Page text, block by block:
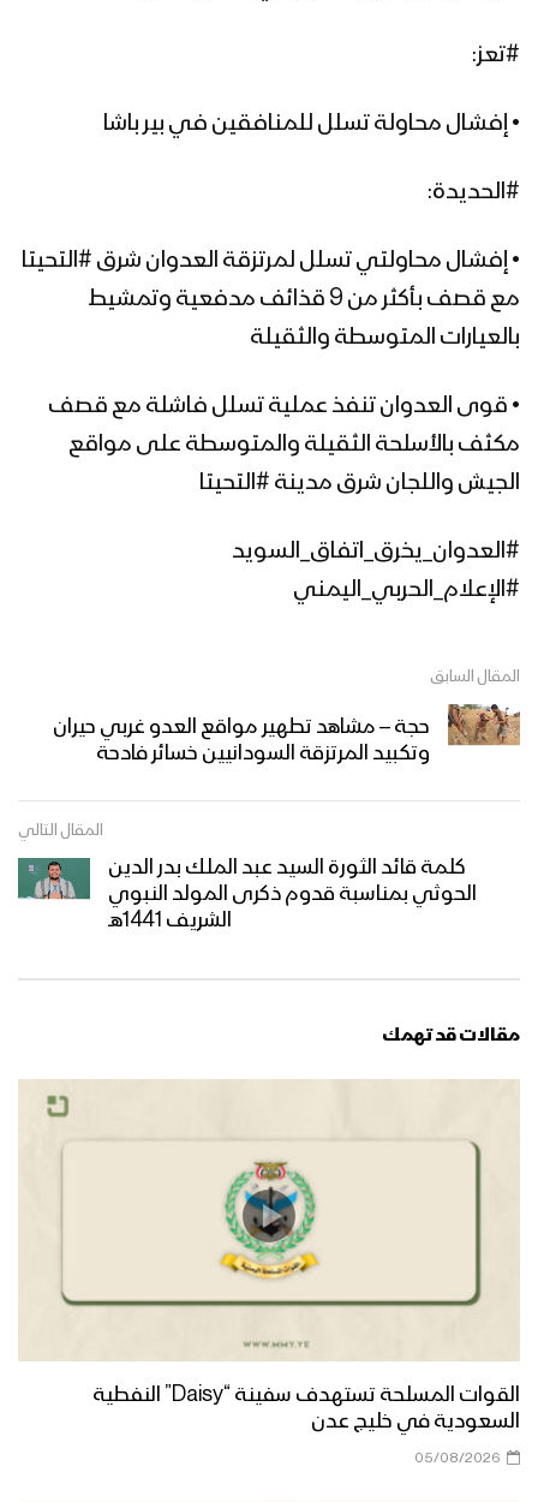
#تعز:
• إفشال محاولة تسلل للمنافقين في بير باشا
#الحديدة:
• إفشال محاولتي تسلل لمرتزقة العدوان شرق #التحيتا
مع قصف بأكثر من 9 قذائف مدفعية وتمشيط
بالعيارات المتوسطة والثقيلة
• قوى العدوان تنفذ عملية تسلل فاشلة مع قصف
مكثف بالأسلحة الثقيلة والمتوسطة على مواقع
الجيش واللجان شرق مدينة #التحيتا
#العدوان_يخرق_اتفاق_السويد
#الإعلام_الحربي_اليمني
المقال السابق
حجة – مشاهد تطهير مواقع العدو غربي حيران
وتكبيد المرتزقة السودانيين خسائر فادحة
المقال التالي
كلمة قائد الثورة السيد عبد الملك بدر الدين
الحوثي بمناسبة قدوم ذكرى المولد النبوي
الشريف 1441هـ
مقالات قد تهمك
القوات المسلحة تستهدف سفينة “Daisy” النفطية
السعودية في خليج عدن
05/08/2026